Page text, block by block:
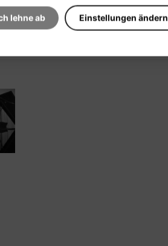
lehne ab Einstellungen ändern